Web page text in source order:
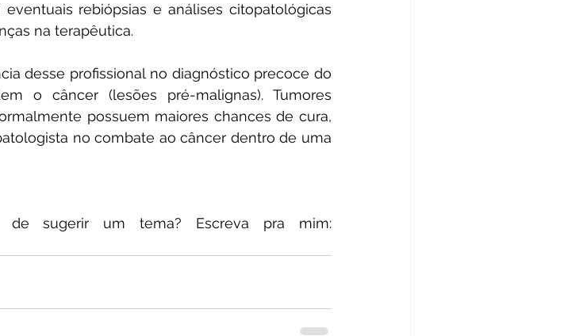
rebiópsias e análises citopatológicas
na terapêutica.
desse profissional no diagnóstico precoce do
o câncer (lesões pré-malignas). Tumores
possuem maiores chances de cura,
no combate ao câncer dentro de uma